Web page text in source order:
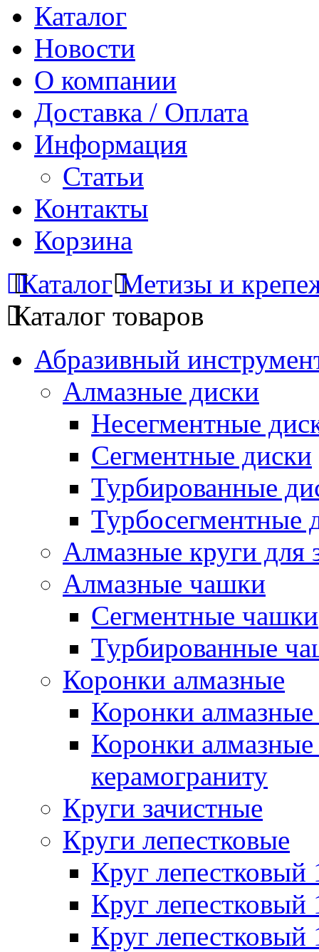
Каталог
Новости
О компании
Доставка / Оплата
Информация
Статьи
Контакты
Корзина
Каталог Метизы и
Каталог товаров
Абразивный
Алмазные диски
Несегментные
Сегментные диски
Турбированные
Турбосегментные
Алмазные круги для
Алмазные чашки
Сегментные чашки
Турбированные
Коронки алмазные
Коронки
Коронки
керамограниту
Круги зачистные
Круги лепестковые
Круг
Круг
Круг